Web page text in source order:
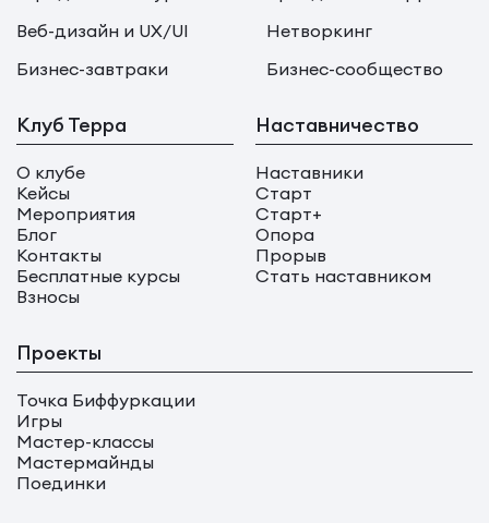
Веб-дизайн и UX/UI
Нетворкинг
Бизнес-завтраки
Бизнес-сообщество
Клуб Терра
О клубе
Кейсы
Мероприятия
Блог
Контакты
Бесплатные курсы
Взносы
Наставничество
Наставники
Старт
Старт+
Опора
Прорыв
Стать наставником
Проекты
Точка Биффуркации
Игры
Мастер-классы
Мастермайнды
Поединки